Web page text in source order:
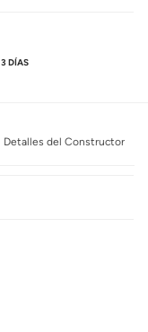
3 DÍAS
Detalles del Constructor